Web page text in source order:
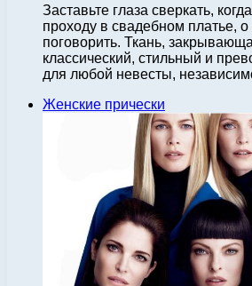
Заставьте глаза сверкать,
проходу в свадебном платье, о
поговорить. Ткань,
классический, стильный и
для любой невесты,
Женские прически